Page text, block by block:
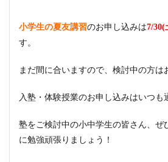
小学生の夏友講習のお申し込みは7/30(
す。
まだ間に合いますので、検討中の方は
入塾・体験授業のお申し込みはいつも
塾をご検討中の小中学生の皆さん、ぜ
に勉強頑張りましょう！